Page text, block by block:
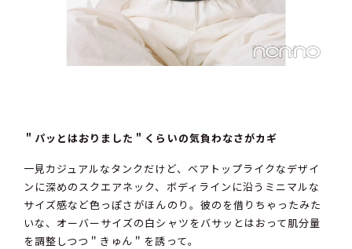
＂パッとはおりました＂くらいの気負わなさがカギ
一見カジュアルなタンクだけど、ベアトップライクなデザイ
ンに深めのスクエアネック、ボディラインに沿うミニマルな
サイズ感など色っぽさがほんのり。彼のを借りちゃったみた
いな、オーバーサイズの白シャツをバサッとはおって肌分量
を調整しつつ＂きゅん＂を誘って。